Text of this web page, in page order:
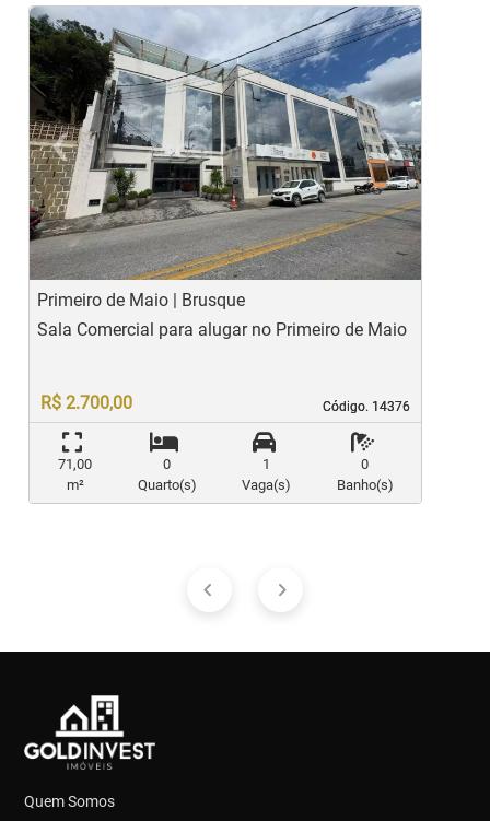
‹
Previous
›
Primeiro de Maio | Brusque
Código. 14376
Código. 14376
Sala Comercial para alugar no Primeiro de Maio
R$ 2.700,00
71,00
m²
0
Quarto(s)
1
Vaga(s)
0
Banho(s)
Quem Somos